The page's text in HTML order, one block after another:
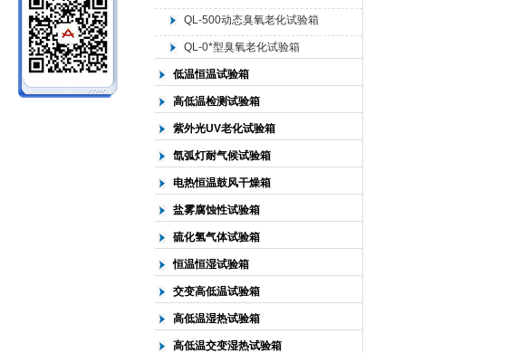
北京中科环试仪器有限公司
QL-500动态臭氧老化试验箱
QL-0*型臭氧老化试验箱
低温恒温试验箱
高低温检测试验箱
紫外光UV老化试验箱
氙弧灯耐气候试验箱
电热恒温鼓风干燥箱
盐雾腐蚀性试验箱
硫化氢气体试验箱
恒温恒湿试验箱
交变高低温试验箱
高低温湿热试验箱
高低温交变湿热试验箱